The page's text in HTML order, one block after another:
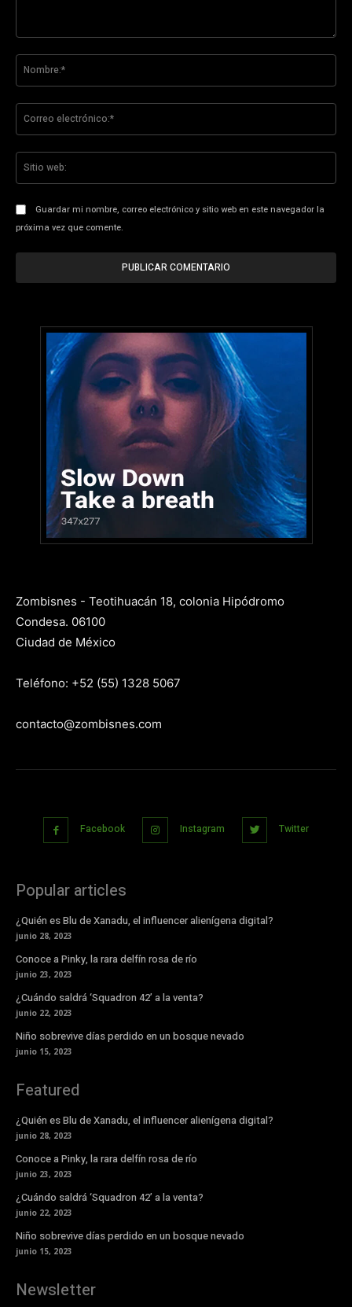
Guardar mi nombre, correo electrónico y sitio web en este navegador la
próxima vez que comente.
Zombisnes - Teotihuacán 18, colonia Hipódromo
Condesa. 06100
Ciudad de México
Teléfono: +52 (55) 1328 5067
contacto@zombisnes.com
Facebook Instagram Twitter
Popular articles
¿Quién es Blu de Xanadu, el influencer alienígena digital?
junio 28, 2023
Conoce a Pinky, la rara delfín rosa de río
junio 23, 2023
¿Cuándo saldrá ‘Squadron 42’ a la venta?
junio 22, 2023
Niño sobrevive días perdido en un bosque nevado
junio 15, 2023
Featured
¿Quién es Blu de Xanadu, el influencer alienígena digital?
junio 28, 2023
Conoce a Pinky, la rara delfín rosa de río
junio 23, 2023
¿Cuándo saldrá ‘Squadron 42’ a la venta?
junio 22, 2023
Niño sobrevive días perdido en un bosque nevado
junio 15, 2023
Newsletter